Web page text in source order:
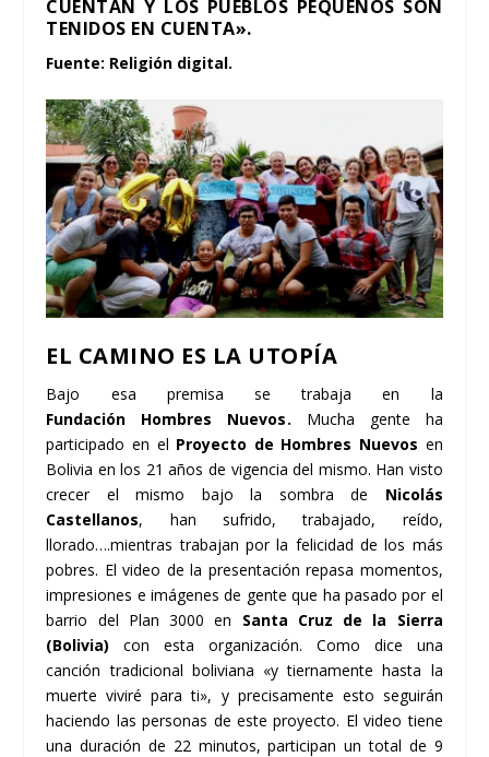
CUENTAN Y LOS PUEBLOS PEQUEÑOS SON
TENIDOS EN CUENTA».
Fuente: Religión digital.
EL CAMINO ES LA UTOPÍA
Bajo esa premisa se trabaja en la
Fundación
Hombres Nuevos. Mucha gente ha
participado en el Proyecto de Hombres Nuevos en
Bolivia en los 21 años de vigencia del mismo. Han visto
crecer el mismo bajo la sombra de Nicolás
Castellanos, han sufrido, trabajado, reído,
llorado….mientras trabajan por la felicidad de los más
pobres. El video de la presentación repasa momentos,
impresiones e imágenes de gente que ha pasado por el
barrio del Plan 3000 en Santa Cruz de la Sierra
(Bolivia) con esta organización. Como dice una
canción tradicional boliviana «y tiernamente hasta la
muerte viviré para ti», y precisamente esto seguirán
haciendo las personas de este proyecto. El video tiene
una duración de 22 minutos, participan un total de 9